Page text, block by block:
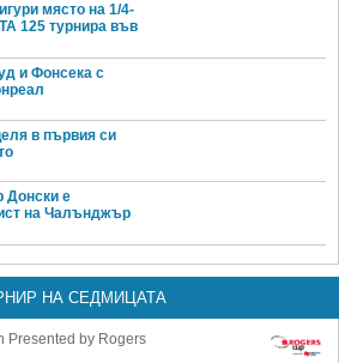
място на 1/4-
125 турнира във
и Фонсека с
в първия си
Донски е
на Чалънджър
НА СЕДМИЦАТА
Presented by Rogers